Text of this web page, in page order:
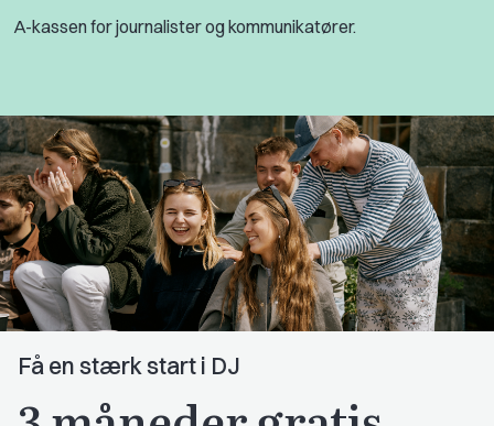
A-kassen for journalister og kommunikatører.
Få en stærk start i DJ